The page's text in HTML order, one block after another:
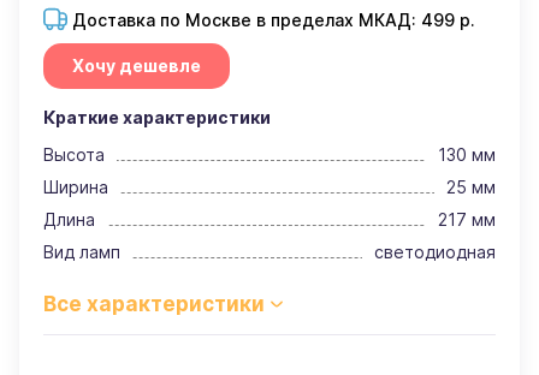
Доставка по Москве в пределах МКАД: 499 р.
Хочу дешевле
Краткие характеристики
Высота
130 мм
Ширина
25 мм
Длина
217 мм
Вид ламп
светодиодная